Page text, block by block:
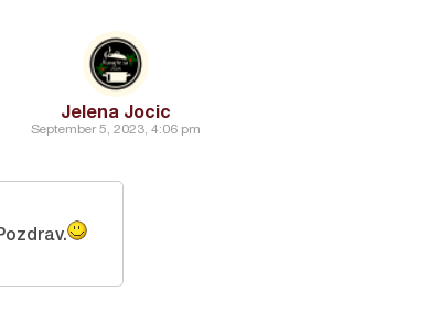
Jelena Jocic
September 5, 2023, 4:06 pm